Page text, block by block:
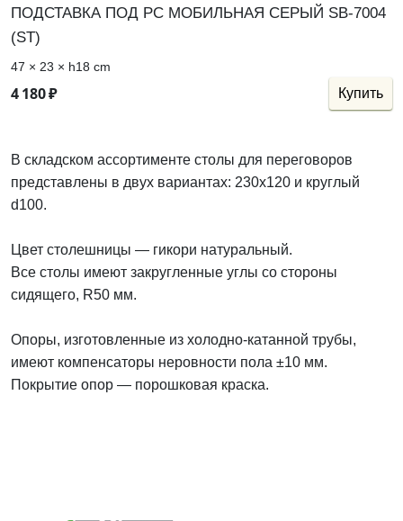
ПОДСТАВКА ПОД РС МОБИЛЬНАЯ СЕРЫЙ SB-7004
(ST)
47 × 23 × h18 cm
4180₽ Купить
В складском ассортименте столы для переговоров
представлены в двух вариантах: 230х120 и круглый
d100.
Цвет столешницы — гикори натуральный.
Все столы имеют закругленные углы со стороны
сидящего, R50 мм.
Опоры, изготовленные из холодно-катанной трубы,
имеют компенсаторы неровности пола ±10 мм.
Покрытие опор — порошковая краска.